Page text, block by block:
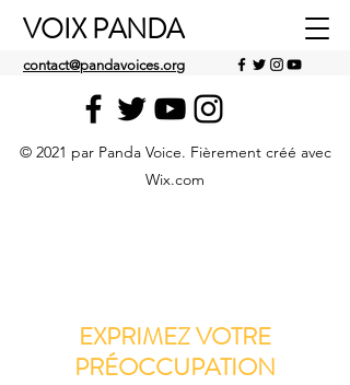
VOIX PANDA
contact@pandavoices.org
© 2021 par Panda Voice. Fièrement créé avec
Wix.com
EXPRIMEZ VOTRE
PRÉOCCUPATION